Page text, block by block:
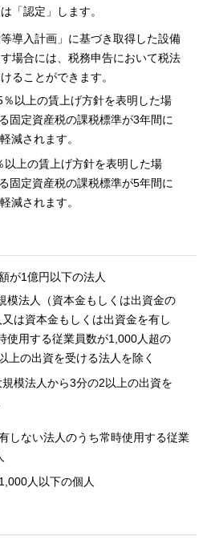
「認定」します。
導入計画」に基づき取得した設備
場合には、税務申告において税法
ることができます。
以上の賃上げ方針を表明した場
固定資産税の課税標準が3年間に
減されます。
以上の賃上げ方針を表明した場
固定資産税の課税標準が5年間に
減されます。
が1億円以下の法人
模法人（資本金もしくは出資金の
は資本金もしくは出資金を有し
使用する従業員数が1,000人超の
上の出資を受ける法人を除く
模法人から3分の2以上の出資を
しない法人のうち常時使用する従業
人以下の個人